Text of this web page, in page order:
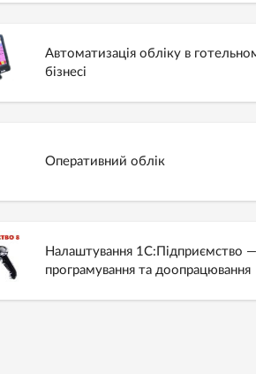
Автоматизація обліку в
бізнесі
Оперативний облік
Налаштування 1С:Підприємство —
програмування та доопрацювання